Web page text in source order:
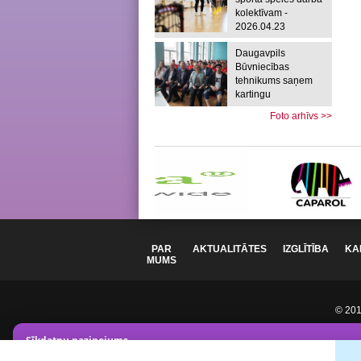
kolektīvam -
2026.04.23
Daugavpils
Būvniecības
tehnikums saņem
kartingu
Foto arhīvs >>
PAR
MUMS
AKTUALITĀTES IZGLĪTĪBA
©
Sīkdatņu paziņojums